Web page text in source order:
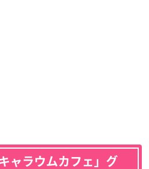
ャラウムカフェ」グ